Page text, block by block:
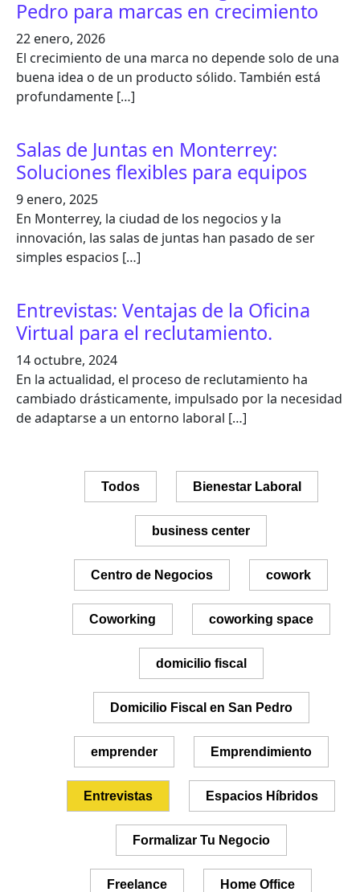
Pedro para marcas en crecimiento
22 enero, 2026
El crecimiento de una marca no depende solo de una
buena idea o de un producto sólido. También está
profundamente […]
Salas de Juntas en Monterrey:
Soluciones flexibles para equipos
9 enero, 2025
En Monterrey, la ciudad de los negocios y la
innovación, las salas de juntas han pasado de ser
simples espacios […]
Entrevistas: Ventajas de la Oficina
Virtual para el reclutamiento.
14 octubre, 2024
En la actualidad, el proceso de reclutamiento ha
cambiado drásticamente, impulsado por la necesidad
de adaptarse a un entorno laboral […]
Todos Bienestar Laboral
business center
Centro de Negocios cowork
Coworking coworking space
domicilio fiscal
Domicilio Fiscal en San Pedro
emprender Emprendimiento
Entrevistas Espacios Híbridos
Formalizar Tu Negocio
Freelance Home Office